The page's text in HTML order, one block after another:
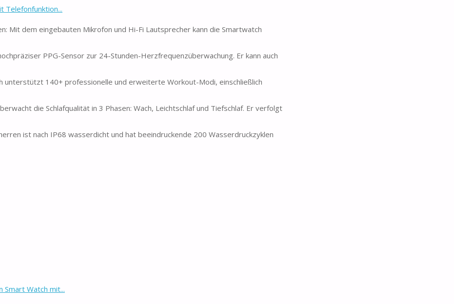
Telefonfunktion...
Mit dem eingebauten Mikrofon und Hi-Fi Lautsprecher kann die Smartwatch
PPG-Sensor zur 24-Stunden-Herzfrequenzüberwachung. Er kann auch
unterstützt 140+ professionelle und erweiterte Workout-Modi, einschließlich
die Schlafqualität in 3 Phasen: Wach, Leichtschlaf und Tiefschlaf. Er verfolgt
ist nach IP68 wasserdicht und hat beeindruckende 200 Wasserdruckzyklen
Smart Watch mit...